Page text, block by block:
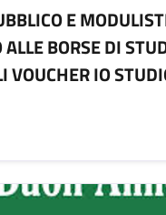
E
ALLE BORSE DI
VOUCHER IO